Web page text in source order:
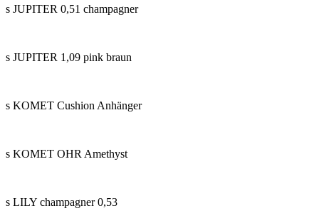
s JUPITER 0,51 champagner
s JUPITER 1,09 pink braun
s KOMET Cushion Anhänger
s KOMET OHR Amethyst
s LILY champagner 0,53